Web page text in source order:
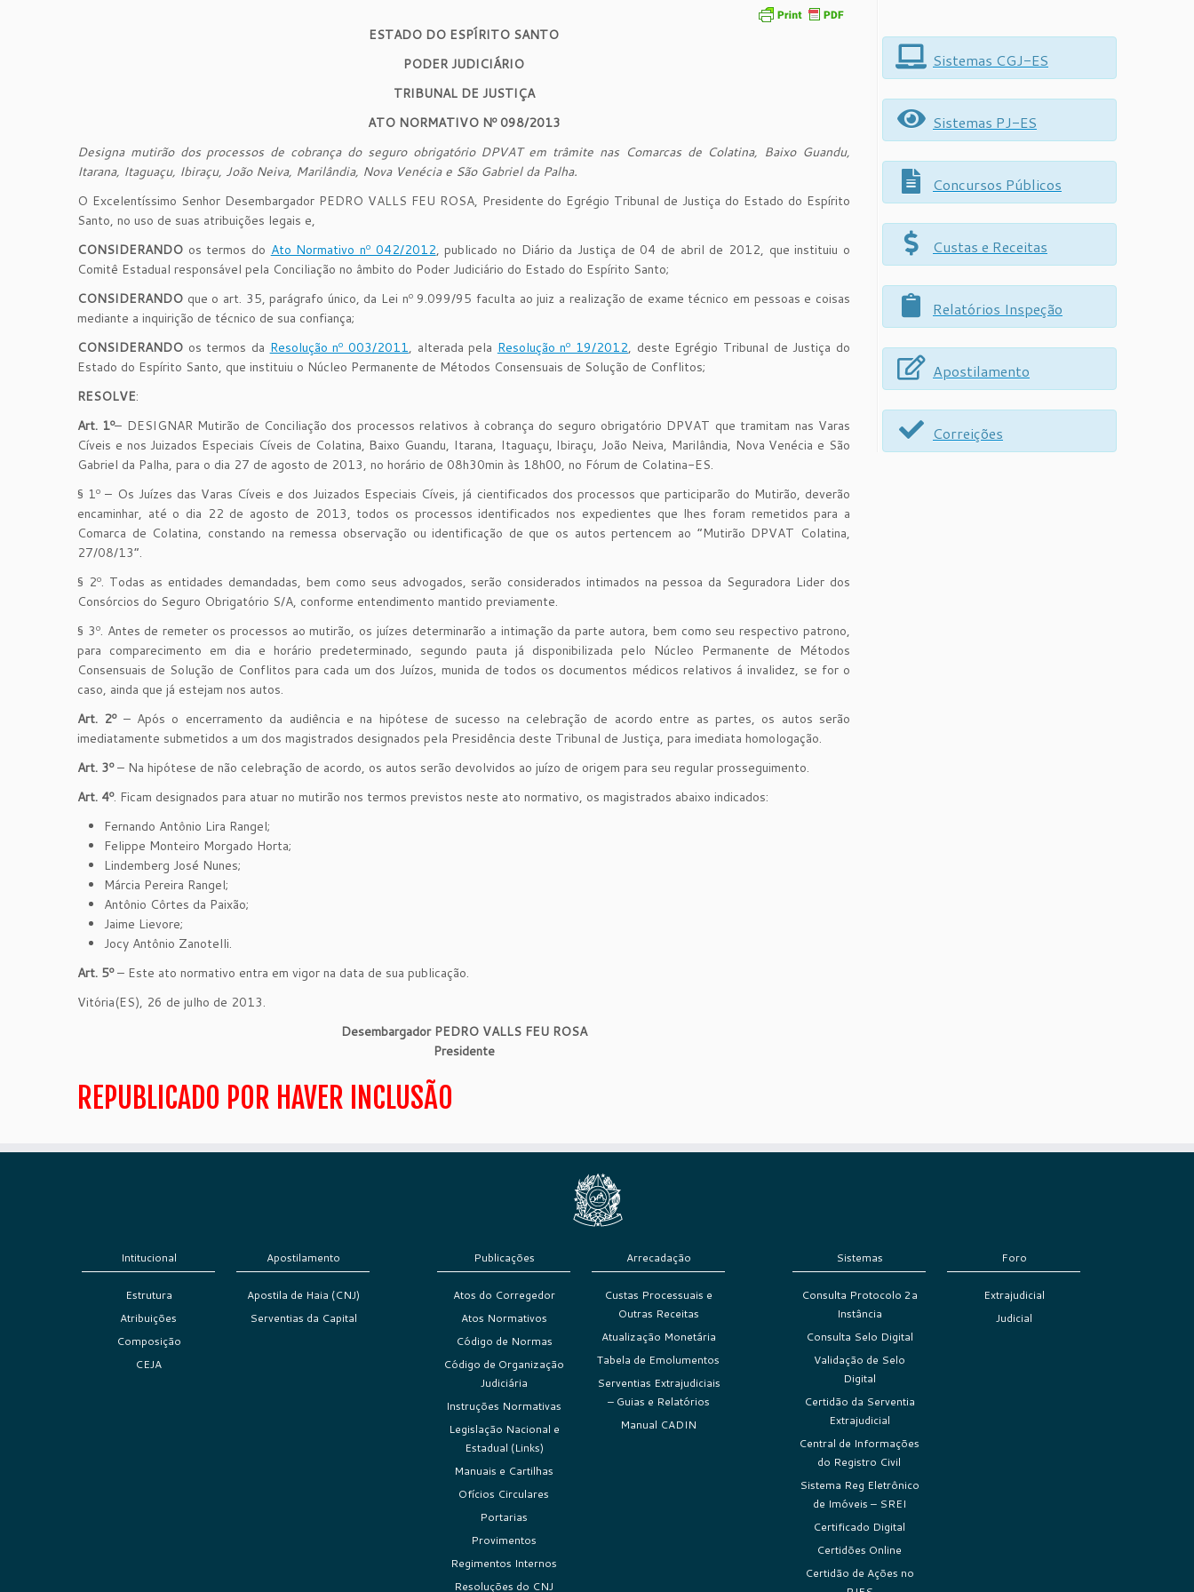
ESTADO DO ESPÍRITO SANTO
PODER JUDICIÁRIO
TRIBUNAL DE JUSTIÇA
ATO NORMATIVO Nº 098/2013
Designa mutirão dos processos de cobrança do seguro obrigatório DPVAT em trâmite nas Comarcas de Colatina, Baixo Guandu,
Itarana, Itaguaçu, Ibiraçu, João Neiva, Marilândia, Nova Venécia e São Gabriel da Palha.
O Excelentíssimo Senhor Desembargador PEDRO VALLS FEU ROSA, Presidente do Egrégio Tribunal de Justiça do Estado do Espírito
Santo, no uso de suas atribuições legais e,
CONSIDERANDO os termos do Ato Normativo nº 042/2012, publicado no Diário da Justiça de 04 de abril de 2012, que instituiu o
Comitê Estadual responsável pela Conciliação no âmbito do Poder Judiciário do Estado do Espírito Santo;
CONSIDERANDO que o art. 35, parágrafo único, da Lei nº 9.099/95 faculta ao juiz a realização de exame técnico em pessoas e coisas
mediante a inquirição de técnico de sua confiança;
CONSIDERANDO os termos da Resolução nº 003/2011, alterada pela Resolução nº 19/2012, deste Egrégio Tribunal de Justiça do
Estado do Espírito Santo, que instituiu o Núcleo Permanente de Métodos Consensuais de Solução de Conflitos;
RESOLVE:
Art. 1º– DESIGNAR Mutirão de Conciliação dos processos relativos à cobrança do seguro obrigatório DPVAT que tramitam nas Varas
Cíveis e nos Juizados Especiais Cíveis de Colatina, Baixo Guandu, Itarana, Itaguaçu, Ibiraçu, João Neiva, Marilândia, Nova Venécia e São
Gabriel da Palha, para o dia 27 de agosto de 2013, no horário de 08h30min às 18h00, no Fórum de Colatina-ES.
§ 1º – Os Juízes das Varas Cíveis e dos Juizados Especiais Cíveis, já cientificados dos processos que participarão do Mutirão, deverão
encaminhar, até o dia 22 de agosto de 2013, todos os processos identificados nos expedientes que lhes foram remetidos para a
Comarca de Colatina, constando na remessa observação ou identificação de que os autos pertencem ao “Mutirão DPVAT Colatina,
27/08/13”.
§ 2º. Todas as entidades demandadas, bem como seus advogados, serão considerados intimados na pessoa da Seguradora Lider dos
Consórcios do Seguro Obrigatório S/A, conforme entendimento mantido previamente.
§ 3º. Antes de remeter os processos ao mutirão, os juízes determinarão a intimação da parte autora, bem como seu respectivo patrono,
para comparecimento em dia e horário predeterminado, segundo pauta já disponibilizada pelo Núcleo Permanente de Métodos
Consensuais de Solução de Conflitos para cada um dos Juízos, munida de todos os documentos médicos relativos á invalidez, se for o
caso, ainda que já estejam nos autos.
Art. 2º – Após o encerramento da audiência e na hipótese de sucesso na celebração de acordo entre as partes, os autos serão
imediatamente submetidos a um dos magistrados designados pela Presidência deste Tribunal de Justiça, para imediata homologação.
Art. 3º– Na hipótese de não celebração de acordo, os autos serão devolvidos ao juízo de origem para seu regular prosseguimento.
Art. 4º. Ficam designados para atuar no mutirão nos termos previstos neste ato normativo, os magistrados abaixo indicados:
Fernando Antônio Lira Rangel;
Felippe Monteiro Morgado Horta;
Lindemberg José Nunes;
Márcia Pereira Rangel;
Antônio Côrtes da Paixão;
Jaime Lievore;
Jocy Antônio Zanotelli.
Art. 5º– Este ato normativo entra em vigor na data de sua publicação.
Vitória(ES), 26 de julho de 2013.
Desembargador PEDRO VALLS FEU ROSA
Presidente
REPUBLICADO POR HAVER INCLUSÃO
Sistemas CGJ-ES
Sistemas PJ-ES
Concursos Públicos
Custas e Receitas
Relatórios Inspeção
Apostilamento
Correições
Intitucional
Estrutura
Atribuições
Composição
CEJA
Apostilamento
Apostila de Haia (CNJ)
Serventias da Capital
Publicações
Atos do Corregedor
Atos Normativos
Código de Normas
Código de Organização
Judiciária
Instruções Normativas
Legislação Nacional e
Estadual (Links)
Manuais e Cartilhas
Ofícios Circulares
Portarias
Provimentos
Regimentos Internos
Resoluções do CNJ
Arrecadação
Custas Processuais e
Outras Receitas
Atualização Monetária
Tabela de Emolumentos
Serventias Extrajudiciais
– Guias e Relatórios
Manual CADIN
Sistemas
Consulta Protocolo 2a
Instância
Consulta Selo Digital
Validação de Selo
Digital
Certidão da Serventia
Extrajudicial
Central de Informações
do Registro Civil
Sistema Reg Eletrônico
de Imóveis – SREI
Certificado Digital
Certidões Online
Certidão de Ações no
Foro
Extrajudicial
Judicial